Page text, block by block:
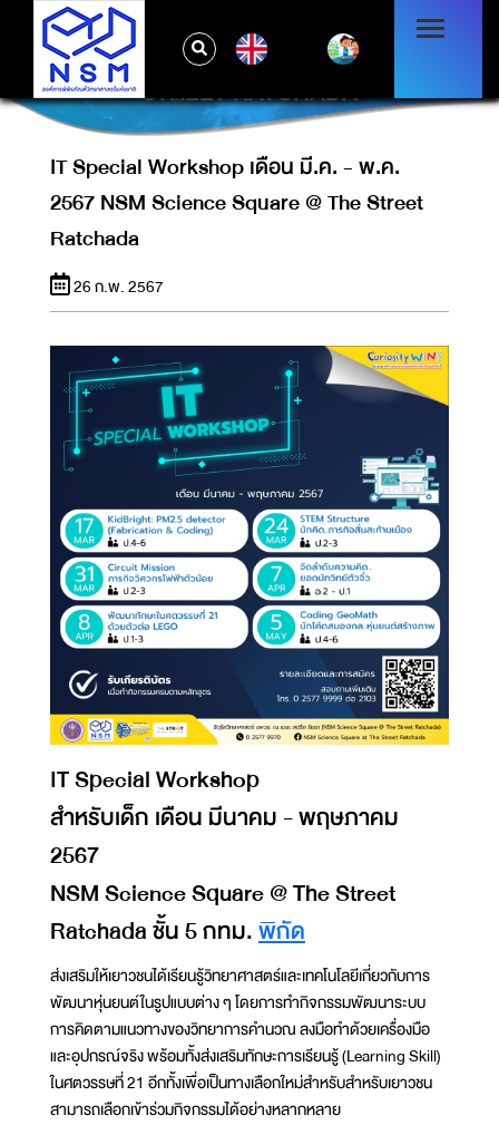
IT SPECIAL WORKSHOP เดือน มี.ค. - พ.ค.
2567 NSM SCIENCE SQUARE @ THE
STREET RATCHADA
IT Special Workshop เดือน มี.ค. - พ.ค.
2567 NSM Science Square @ The Street
Ratchada
26 ก.พ. 2567
IT Special Workshop
สำหรับเด็ก เดือน มีนาคม - พฤษภาคม
2567
NSM Science Square @ The Street
Ratchada ชั้น 5 กทม.พิกัด
ส่งเสริมให้เยาวชนได้เรียนรู้วิทยาศาสตร์และเทคโนโลยีเกี่ยวกับการ
พัฒนาหุ่นยนต์ในรูปแบบต่าง ๆ โดยการทำกิจกรรมพัฒนาระบบ
การคิดตามแนวทางของวิทยาการคำนวณ ลงมือทำด้วยเครื่องมือ
และอุปกรณ์จริง พร้อมทั้งส่งเสริมทักษะการเรียนรู้ (Learning Skill)
ในศตวรรษที่ 21 อีกทั้งเพื่อเป็นทางเลือกใหม่สำหรับสำหรับเยาวชน
สามารถเลือกเข้าร่วมกิจกรรมได้อย่างหลากหลาย